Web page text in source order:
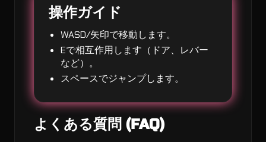
操作ガイド
WASD/矢印で移動します。
Eで相互作用します（ドア、レバー
など）。
スペースでジャンプします。
よくある質問 (FAQ)